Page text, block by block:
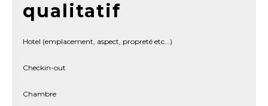
qualitatif
Hotel (emplacement, aspect, propreté etc...)
Checkin-out
Chambre